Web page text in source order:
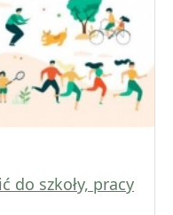
do szkoły, pracy